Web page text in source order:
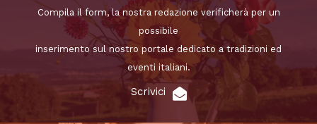
Compila il form, la nostra redazione verificherà per un
possibile
inserimento sul nostro portale dedicato a tradizioni ed
eventi italiani.
Scrivici